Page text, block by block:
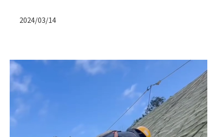
2024/03/14